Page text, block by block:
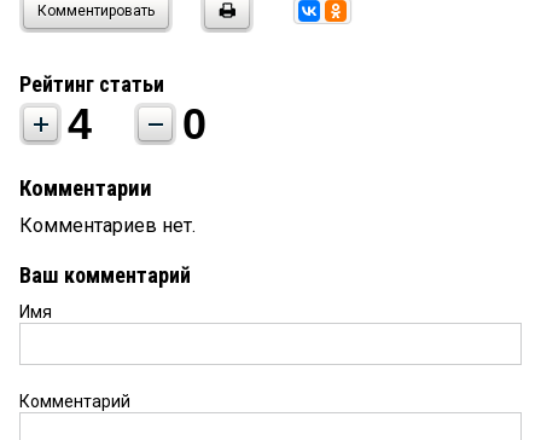
Комментировать
Рейтинг статьи
4 0
Комментарии
Комментариев нет.
Ваш комментарий
Имя
Комментарий